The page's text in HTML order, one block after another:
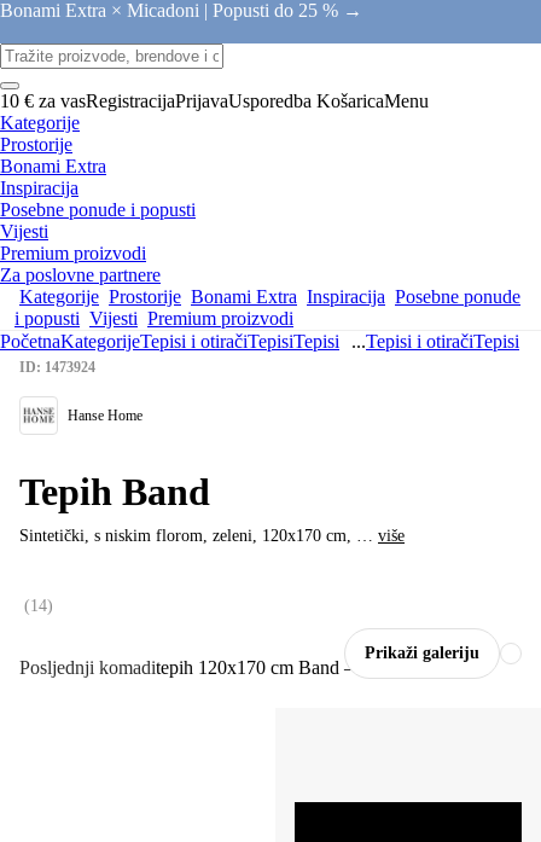
Bonami Extra × Micadoni | Popusti do 25 % →
10 € za vasRegistracijaPrijavaUsporedba KošaricaMenu
Kategorije
Prostorije
Bonami Extra
Inspiracija
Posebne ponude i popusti
Vijesti
Premium proizvodi
Za poslovne partnere
Kategorije Prostorije Bonami Extra Inspiracija Posebne ponude
i popusti Vijesti Premium proizvodi
PočetnaKategorijeTepisi i otiračiTepisiTepisi ...Tepisi i otiračiTepisi
Prikaži galeriju
Posljednji komadi
ID: 1473924
Hanse Home
Tepih Band
Sintetički, s niskim florom, zeleni, 120x170 cm, … više
(14)